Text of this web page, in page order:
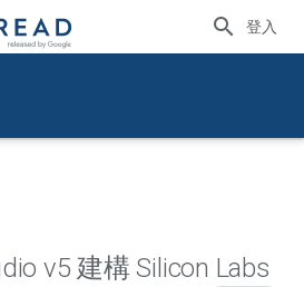
登入
v5 建構 Silicon Labs